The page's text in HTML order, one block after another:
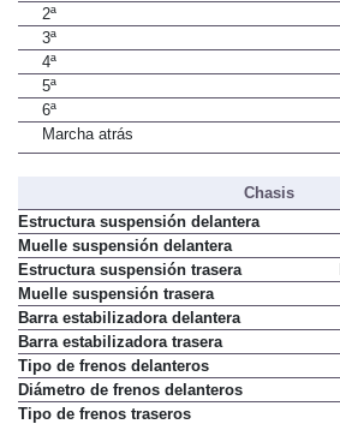
2ª
3ª
4ª
5ª
6ª
Marcha atrás
Chasis
Estructura suspensión delantera
Muelle suspensión delantera
Estructura suspensión trasera
Muelle suspensión trasera
Barra estabilizadora delantera
Barra estabilizadora trasera
Tipo de frenos delanteros
Diámetro de frenos delanteros
Tipo de frenos traseros